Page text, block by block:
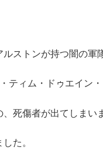
ストンが持つ闇の軍
ティム・ドゥエイン・
死傷者が出てしまい
た。